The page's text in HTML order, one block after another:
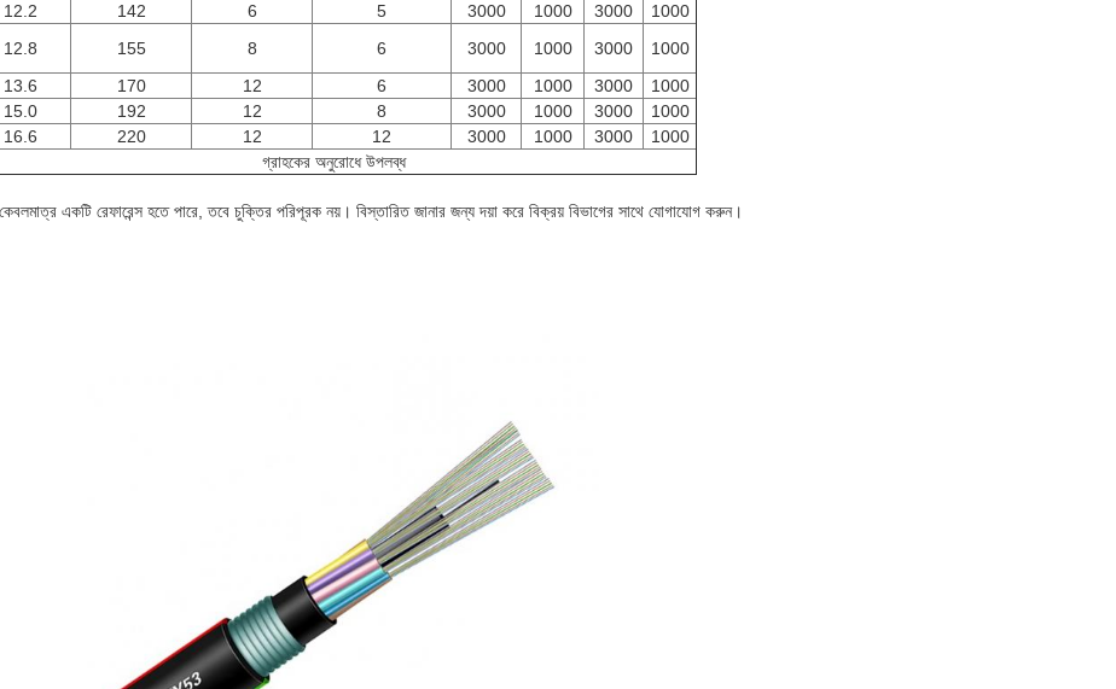
12.2 142 6 5 3000 1000 3000
1000
12.8 155 8 6 3000 1000 3000
1000
13.6 170 12 6 3000 1000 3000
1000
15.0 192 12 8 3000 1000 3000
1000
16.6 220 12 12 3000 1000 3000
1000
গ্রাহকের অনুরোধে উপলব্ধ
কেবলমাত্র একটি রেফারেন্স হতে পারে, তবে চুক্তির পরিপূরক নয়। বিস্তারিত জানার জন্য দয়া করে বিক্রয় বিভাগের সাথে যোগাযোগ করুন।